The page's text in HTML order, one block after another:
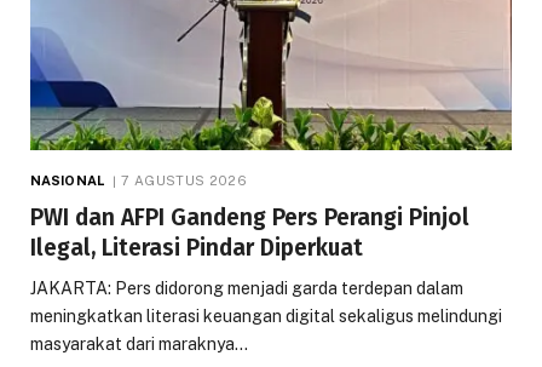
NASIONAL 7 AGUSTUS 2026
PWI dan AFPI Gandeng Pers Perangi Pinjol
Ilegal, Literasi Pindar Diperkuat
JAKARTA: Pers didorong menjadi garda terdepan dalam
meningkatkan literasi keuangan digital sekaligus melindungi
masyarakat dari maraknya…